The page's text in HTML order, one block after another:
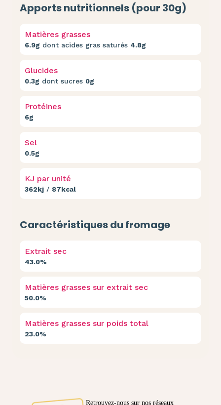
Apports nutritionnels (pour 30g)
Matières grasses
6.9g dont acides gras saturés 4.8g
Glucides
0.3g dont sucres 0g
Protéines
6g
Sel
0.5g
KJ par unité
362kj / 87kcal
Caractéristiques du fromage
Extrait sec
43.0%
Matières grasses sur extrait sec
50.0%
Matières grasses sur poids total
23.0%
Retrouvez-nous sur nos réseaux